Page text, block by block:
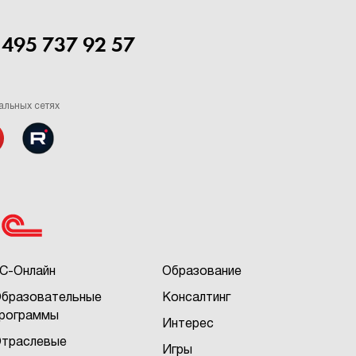
737 92 57
сетях
Онлайн Образование
Консалтинг
Интерес
Игры